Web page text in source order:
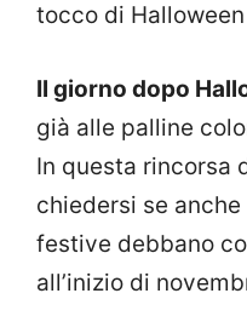
tocco di
Il giorno dopo
già alle palline
In questa rincorsa
chiedersi se
festive debbano
all’inizio di